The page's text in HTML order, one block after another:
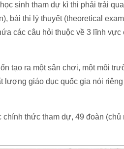
sinh tham dự kì thi phải trải
bài thi lý thuyết (theoretical
các câu hỏi thuộc về 3 lĩnh vực
tạo ra một sân chơi, một môi
lượng giáo dục quốc gia nói
thức tham dự, 49 đoàn